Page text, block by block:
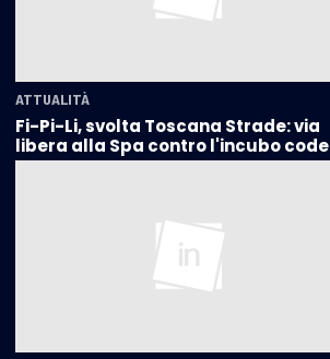
ATTUALITÀ
Fi-Pi-Li, svolta Toscana Strade: via
libera alla Spa contro l'incubo code